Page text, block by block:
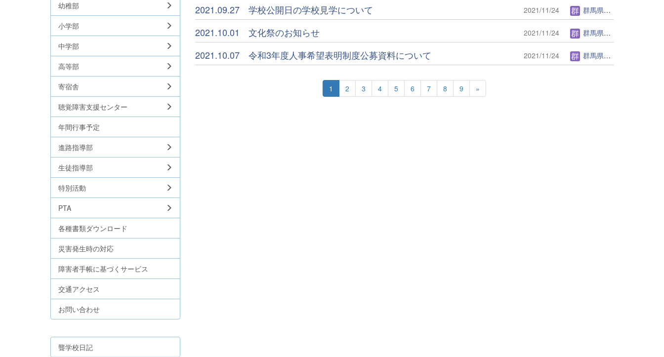
2021.09.27 学校公開日の学校見学について 2021/11/24 群馬県立聾学校管理者
2021.10.01 文化祭のお知らせ 2021/11/24 群馬県立聾学校管理者
2021.10.07 令和3年度人事希望表明制度公募資料について 2021/11/24 群馬県立聾学校管理者
1 2 3 4 5 6 7 8 9 »
幼稚部
小学部
中学部
高等部
寄宿舎
聴覚障害支援センター
年間行事予定
進路指導部
生徒指導部
特別活動
PTA
各種書類ダウンロード
災害発生時の対応
障害者手帳に基づくサービス
交通アクセス
お問い合わせ
聾学校日記